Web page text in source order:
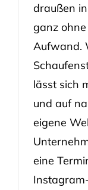
draußen
ganz
Aufwand.
lässt sich
und auf
eigene
eine